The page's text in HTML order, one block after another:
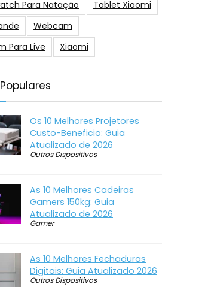
Para Natação
Tablet Xiaomi
Webcam
Para Live
Xiaomi
Os 10 Melhores Projetores
Custo-Beneficio: Guia
Atualizado de 2026
Outros Dispositivos
As 10 Melhores Cadeiras
Gamers 150kg: Guia
Atualizado de 2026
Gamer
As 10 Melhores Fechaduras
Digitais: Guia Atualizado 2026
Outros Dispositivos